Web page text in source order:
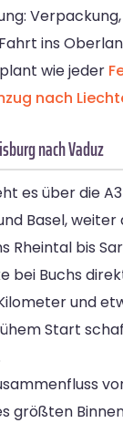
ins
wie jeder
nach
nach Vaduz
es über die
Basel, weiter
Rheintal bis
bei Buchs
und
Start
größten